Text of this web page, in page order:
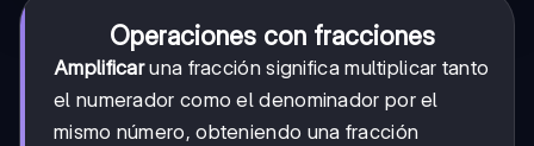
Operaciones con fracciones
Amplificaruna fracción significa multiplicar tanto
el numerador como el denominador por el
mismo número, obteniendo una fracción